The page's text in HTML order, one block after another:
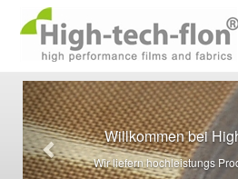
Willkommen bei
Wir liefern hochleistungs